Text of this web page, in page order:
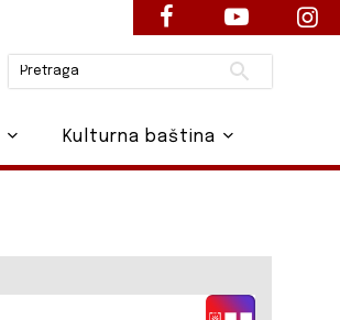
Pretraži
Kulturna baština